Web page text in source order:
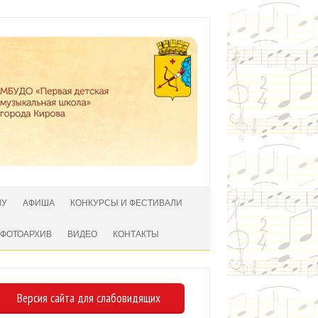
АФИША КОНКУРСЫ И ФЕСТИВАЛИ
ФОТОАРХИВ ВИДЕО КОНТАКТЫ
Версия сайта для слабовидящих